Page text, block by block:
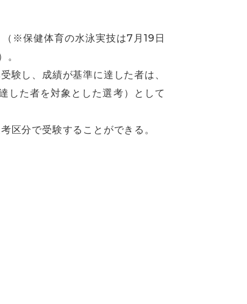
※保健体育の水泳実技は7月19日
。
験し、成績が基準に達した者は、
した者を対象とした選考）として
区分で受験することができる。